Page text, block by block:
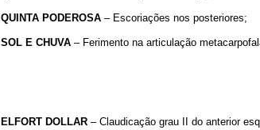
QUINTA PODEROSA – Escoriações nos posteriores;
SOL E CHUVA – Ferimento na articulação
ELFORT DOLLAR – Claudicação grau II do anterior